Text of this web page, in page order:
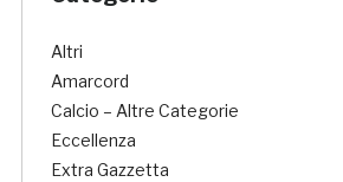
Altri
Amarcord
Calcio – Altre Categorie
Eccellenza
Extra Gazzetta